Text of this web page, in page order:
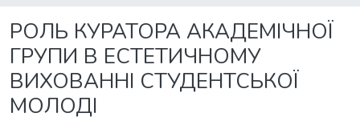
РОЛЬ КУРАТОРА АКАДЕМІЧНОЇ
ГРУПИ В ЕСТЕТИЧНОМУ
ВИХОВАННІ СТУДЕНТСЬКОЇ
МОЛОДІ